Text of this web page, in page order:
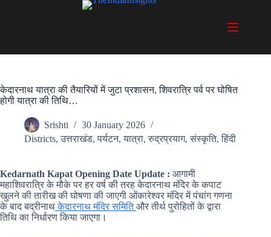
केदारनाथ यात्रा की तैयारियों में जुटा प्रशासन, शिवरात्रि पर्व पर घोषित
होगी यात्रा की तिथि…
Srishti
30 January 2026
Districts,उत्तराखंड,पर्यटन,यात्रा,रुद्रप्रयाग,संस्कृति,हिंदी
Kedarnath Kapat Opening Date Update : आगामी
महाशिवरात्रि के मौके पर हर वर्ष की तरह केदारनाथ मंदिर के कपाट
खुलने की तारीख की घोषणा की जाएगी ओंकारेश्वर मंदिर में पंचांग गणना
के बाद बद्रीनाथकेदारनाथ मंदिर समितिऔर तीर्थ पुरोहितों के द्वारा
तिथि का निर्धारण किया जाएगा।